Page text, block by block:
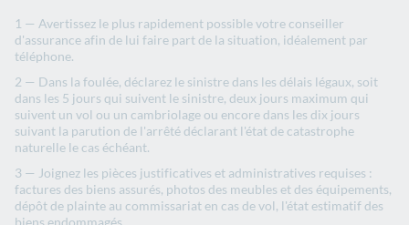
Avertissez le plus rapidement possible votre conseiller
d'assurance afin de lui faire part de la situation, idéalement par
téléphone.
Dans la foulée, déclarez le sinistre dans les délais légaux, soit
dans les 5 jours qui suivent le sinistre, deux jours maximum qui
suivent un vol ou un cambriolage ou encore dans les dix jours
suivant la parution de l'arrêté déclarant l'état de catastrophe
naturelle le cas échéant.
Joignez les pièces justificatives et administratives requises :
factures des biens assurés, photos des meubles et des équipements,
dépôt de plainte au commissariat en cas de vol, l'état estimatif des